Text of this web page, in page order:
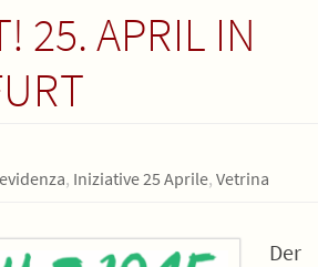
25. APRIL IN
, Iniziative 25 Aprile, Vetrina
Der